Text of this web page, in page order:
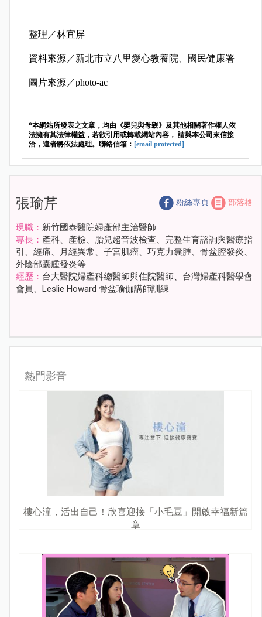
整理／林宜屏
資料來源／新北市立八里愛心教養院、國民健康署
圖片來源／photo-ac
*本網站所發表之文章，均由《嬰兒與母親》及其他相關著作權人依
法擁有其法律權益，若欲引用或轉載網站內容， 請與本公司來信接
洽，違者將依法處理。聯絡信箱： [email protected]
張瑜芹 粉絲專頁 部落格
現職： 新竹國泰醫院婦產部主治醫師
專長： 產科、產檢、胎兒超音波檢查、完整生育諮詢與醫療指
引、經痛、月經異常、子宮肌瘤、巧克力囊腫、骨盆腔發炎、
外陰部囊腫發炎等
經歷： 台大醫院婦產科總醫師與住院醫師、台灣婦產科醫學會
會員、Leslie Howard 骨盆瑜伽講師訓練
熱門影音
樓心潼，活出自己！欣喜迎接「小毛豆」開啟幸福新篇
章